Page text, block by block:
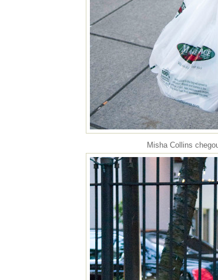
Misha Collins